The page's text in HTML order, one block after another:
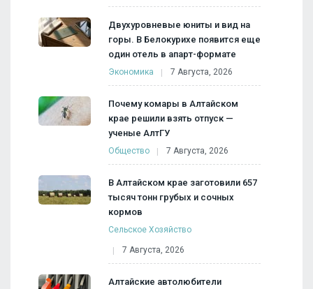
Двухуровневые юниты и вид на
горы. В Белокурихе появится еще
один отель в апарт-формате
Экономика 7 Августа, 2026
Почему комары в Алтайском
крае решили взять отпуск —
ученые АлтГУ
Общество 7 Августа, 2026
В Алтайском крае заготовили 657
тысяч тонн грубых и сочных
кормов
Сельское Хозяйство
7 Августа, 2026
Алтайские автолюбители